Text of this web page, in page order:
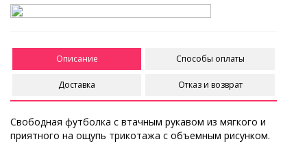
Описание Способы оплаты
Доставка Отказ и возврат
Свободная футболка с втачным рукавом из мягкого и
приятного на ощупь трикотажа с объемным рисунком.